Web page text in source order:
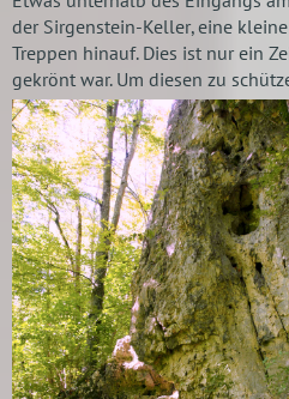
der Sirgenstein-Keller, eine
Treppen hinauf. Dies ist nur ein
gekrönt war. Um diesen zu